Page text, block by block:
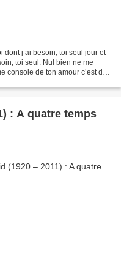
dont j’ai besoin, toi seul jour et
toi seul. Nul bien ne me
de ton amour c’est de
: A quatre temps